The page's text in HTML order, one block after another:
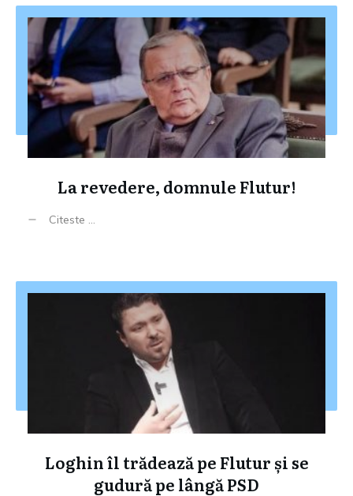
La revedere, domnule Flutur!
Citeste ...
Loghin îl trădează pe Flutur și se
gudură pe lângă PSD